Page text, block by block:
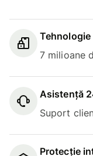
7 milioane
Asistență
Suport
Protecție